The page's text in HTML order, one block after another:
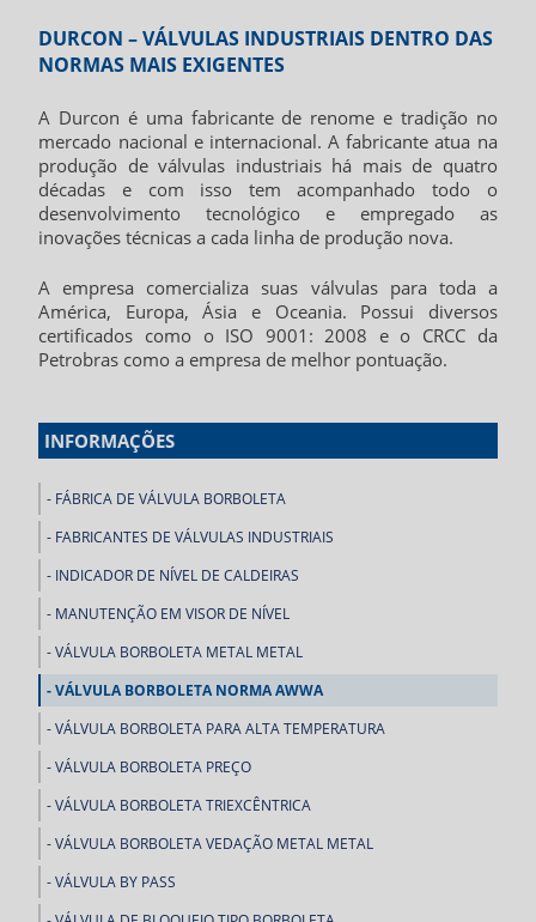
DURCON – VÁLVULAS INDUSTRIAIS DENTRO DAS
NORMAS MAIS EXIGENTES
A Durcon é uma fabricante de renome e tradição no
mercado nacional e internacional. A fabricante atua na
produção de válvulas industriais há mais de quatro
décadas e com isso tem acompanhado todo o
desenvolvimento tecnológico e empregado as
inovações técnicas a cada linha de produção nova.
A empresa comercializa suas válvulas para toda a
América, Europa, Ásia e Oceania. Possui diversos
certificados como o ISO 9001: 2008 e o CRCC da
Petrobras como a empresa de melhor pontuação.
INFORMAÇÕES
FÁBRICA DE VÁLVULA BORBOLETA
FABRICANTES DE VÁLVULAS INDUSTRIAIS
INDICADOR DE NÍVEL DE CALDEIRAS
MANUTENÇÃO EM VISOR DE NÍVEL
VÁLVULA BORBOLETA METAL METAL
VÁLVULA BORBOLETA NORMA AWWA
VÁLVULA BORBOLETA PARA ALTA TEMPERATURA
VÁLVULA BORBOLETA PREÇO
VÁLVULA BORBOLETA TRIEXCÊNTRICA
VÁLVULA BORBOLETA VEDAÇÃO METAL METAL
VÁLVULA BY PASS